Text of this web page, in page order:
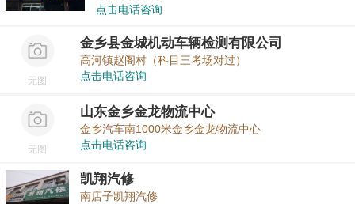
点击电话咨询
无图
金乡县金城机动车辆检测有限公司
高河镇赵阁村（科目三考场对过）
点击电话咨询
无图
山东金乡金龙物流中心
金乡汽车南1000米金乡金龙物流中心
点击电话咨询
凯翔汽修
南店子凯翔汽修